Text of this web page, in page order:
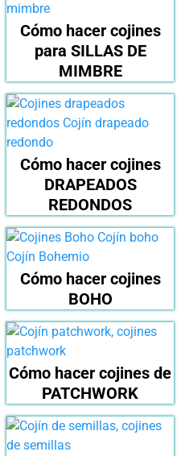
Cómo hacer cojines
para SILLAS DE
MIMBRE
Cómo hacer cojines
DRAPEADOS
REDONDOS
Cómo hacer cojines
BOHO
Cómo hacer cojines de
PATCHWORK